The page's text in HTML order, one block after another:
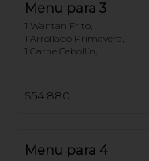
Menu para 3
1 Wantan Frito,
1 Arrollado Primavera,
1 Carne Cebollín,
3 Arroz Chaufan
$54.880
Menu para 4